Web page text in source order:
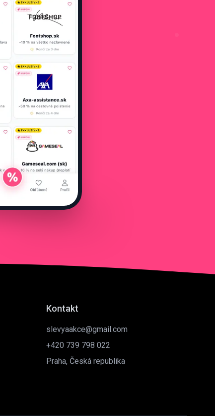
Kontakt
slevyaakce@gmail.com
+420 739 798 022
Praha, Česká republika